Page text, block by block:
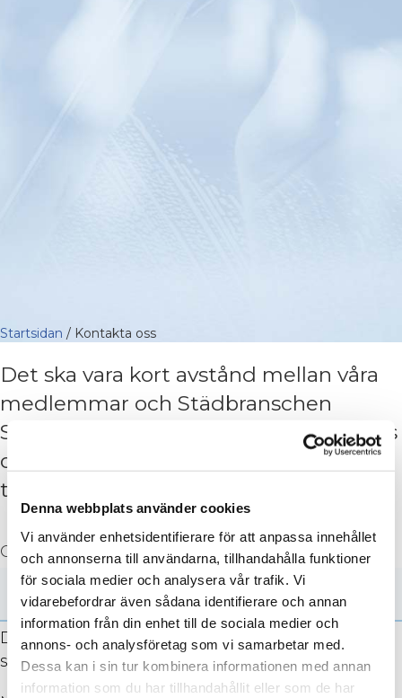
Denna webbplats använder cookies
Vi använder enhetsidentifierare för att anpassa innehållet
och annonserna till användarna, tillhandahålla funktioner
för sociala medier och analysera vår trafik. Vi
vidarebefordrar även sådana identifierare och annan
information från din enhet till de sociala medier och
annons- och analysföretag som vi samarbetar med.
Dessa kan i sin tur kombinera informationen med annan
information som du har tillhandahållit eller som de har
Startsidan / Kontakta oss
Det ska vara kort avstånd mellan våra
medlemmar och Städbranschen
Sverige. Vi arbetar för dig. Kontakta oss
om du undrar över medlemskap, har
tips på event eller bara har en fråga.
Comments
Detta fält används för valideringsändamål och
ska lämnas oförändrat.